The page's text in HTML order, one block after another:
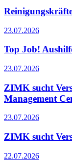
23.07.2026
Top Job!
23.07.2026
ZIMK sucht
Management
23.07.2026
ZIMK sucht
22.07.2026